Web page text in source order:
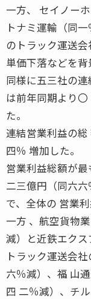
一方、 セイノー
トナミ運輸（同
のトラック運送
単価下落などを背
同様に五三社の
は前年同期より
た。
連結営業利益の
四％ 増加した。
営業利益総額が
二三億円（同六
で、全体の 営業
一方 、航空貨物
減）と近鉄エク
トラック運送会
六％減）、福 山
四 二％減）、チ